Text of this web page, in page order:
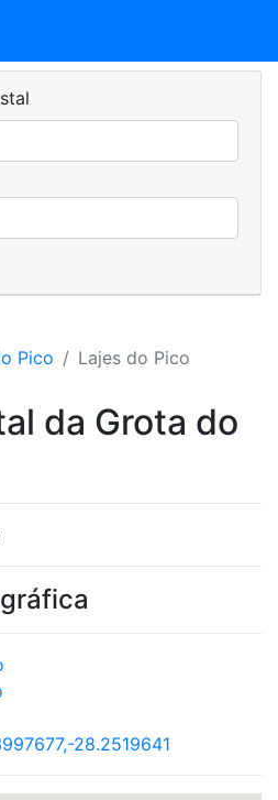
Pico Lajes do Pico
da Grota do
28.2519641